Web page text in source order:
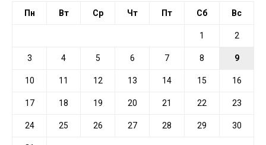
Пн Вт Ср Чт Пт Сб Вс
1 2
3 4 5 6 7 8 9
10 11 12 13 14 15 16
17 18 19 20 21 22 23
24 25 26 27 28 29 30